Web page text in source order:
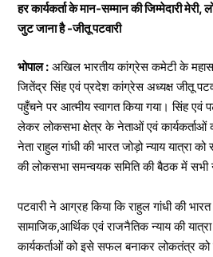
हर कार्यकर्ता के मान-सम्मान की जिम्मेदारी
जुट जाना है -जीतू पटवारी
भोपाल : अखिल भारतीय कांग्रेस कमेटी के
जितेंद्र सिंह एवं प्रदेश कांग्रेस अध्यक्ष जीतू
पहुँचने पर आत्मीय स्वागत किया गया। सिंह एवं
लेकर लोकसभा क्षेत्र के नेताओं एवं
नेता राहुल गांधी की भारत जोड़ो न्याय यात्रा
की लोकसभा समन्वयक समिति की बैठक में सभी
पटवारी ने आग्रह किया कि राहुल गांधी की भारत
सामाजिक,आर्थिक एवं राजनैतिक न्याय की
कार्यकर्ताओं को इसे सफल बनाकर लोकतंत्र